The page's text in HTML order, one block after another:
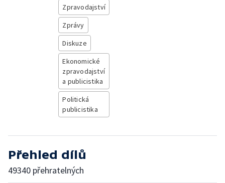
Zpravodajství
Zprávy
Diskuze
Ekonomické
zpravodajství
a publicistika
Politická
publicistika
Přehled dílů
49340 přehratelných